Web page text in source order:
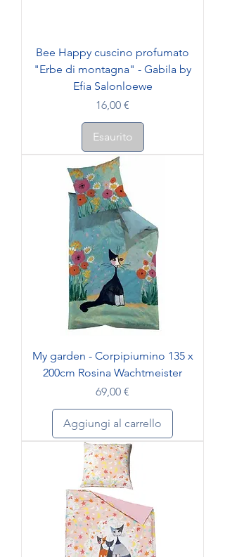
Bee Happy cuscino profumato
"Erbe di montagna" - Gabila by
Efia Salonloewe
Prezzo
16,00 €
Esaurito
My garden - Corpipiumino 135 x
200cm Rosina Wachtmeister
Prezzo
69,00 €
Aggiungi al carrello